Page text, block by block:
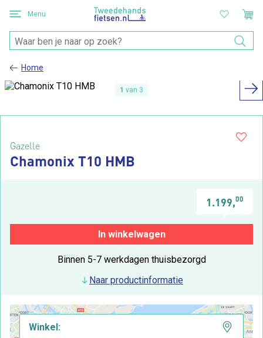
Menu
Home
1 van 3
Gazelle
Chamonix T10 HMB
1.199,00
In winkelwagen
Binnen 5-7 werkdagen thuisbezorgd
Naar productinformatie
Winkel: